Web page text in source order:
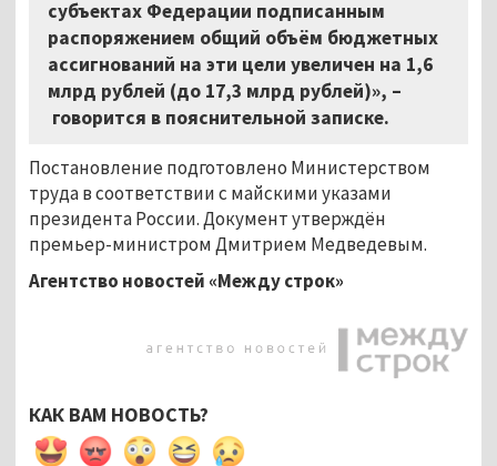
субъектах Федерации подписанным
распоряжением общий объём бюджетных
ассигнований на эти цели увеличен на 1,6
млрд рублей (до 17,3 млрд рублей)», –
говорится в пояснительной записке.
Постановление подготовлено Министерством
труда в соответствии с майскими указами
президента России. Документ утверждён
премьер-министром Дмитрием Медведевым.
Агентство новостей «Между строк»
КАК ВАМ НОВОСТЬ?